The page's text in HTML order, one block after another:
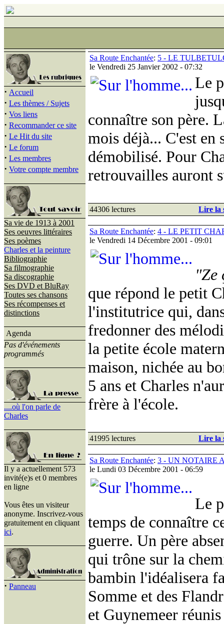
· Accueil
· Les thèmes / Sujets
· Vos liens
· Recommander ce site
· Le Hit du site
· Le forum
· Les membres
· Votre compte membre
Sa vie de 1913 à 2001
Ses oeuvres littéraires
Ses poèmes
Charles et la peinture
Bibliographie
Sa filmographie
Sa discographie
Ses DVD et BluRay
Toutes ses chansons
Ses récompenses et
distinctions
Agenda
Pas d'événements
programmés
....où l'on parle de
Charles
Il y a actuellement 573
invité(e)s et 0 membres
en ligne
Vous êtes un visiteur
anonyme. Inscrivez-vous
gratuitement en cliquant
ici.
· Panneau
Sa Route Enchantée: 5 - LE
le Vendredi 25 Janvier 2002 - 07:32
Le
connaître son père.
mois déjà... C'est en
démobilisé. Pour
retrouvailles auront
44306 lectures Lire la
Sa Route Enchantée: 4 - LE PETIT
le Vendredi 14 Décembre 2001 - 09:01
"Ze
que répond le petit
l'institutrice qui,
fredonner des
la petite école
maison, nichée au
5 ans et Charles
frère à l'école.
41995 lectures Lire la
Sa Route Enchantée: 3 - UN NOTAIRE
le Lundi 03 Décembre 2001 - 06:59
Le
temps de connaître
guerre. Un père
qui trône sur la
bambin l'idéalisera
Somme et des
et Guynemeer